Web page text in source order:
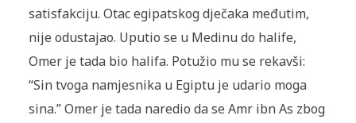
satisfakciju. Otac egipatskog dječaka me­đutim,
nije odusta­jao. Uputio se u Medinu do halife,
Omer je tada bio halifa. Potužio mu se rekavši:
“Sin tvoga namjes­nika u Egiptu je udario moga
sina.” Omer je tada naredio da se Amr ibn As zbog